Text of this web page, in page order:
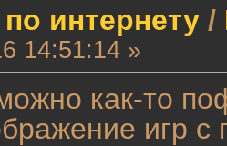
интернету/
14:51:14 »
как-то
игр с